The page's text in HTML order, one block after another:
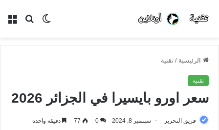
بحث الوضع
الرئيسية / تقنية
تقنية
سعر اورو بايسيرا في الجزائر 2026
فريق التحرير سبتمبر 8, 2024 0
77 دقيقة واحدة